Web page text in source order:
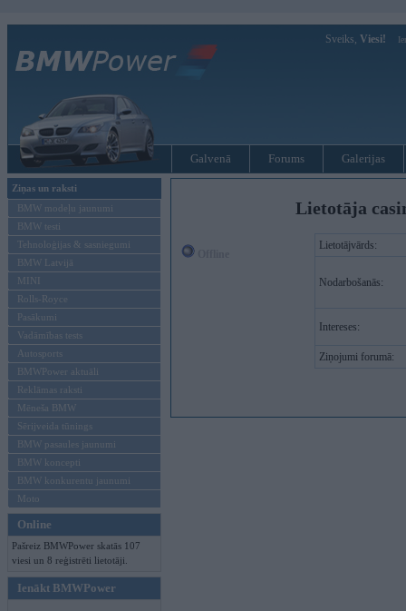
Sveiks, Viesi!
Galvenā Forums Galerijas
Ziņas un raksti
BMW modeļu jaunumi
BMW testi
Tehnoloģijas & sasniegumi
BMW Latvijā
MINI
Rolls-Royce
Pasākumi
Vadāmības tests
Autosports
BMWPower aktuāli
Reklāmas raksti
Mēneša BMW
Sērijveida tūnings
BMW pasaules jaunumi
BMW koncepti
BMW konkurentu jaunumi
Moto
Online
Pašreiz BMWPower skatās 107
viesi un 8 reģistrēti lietotāji.
Ienākt BMWPower
Lietotāja
Lietotājvārds:
Nodarbošanās:
Intereses:
Ziņojumi forumā: